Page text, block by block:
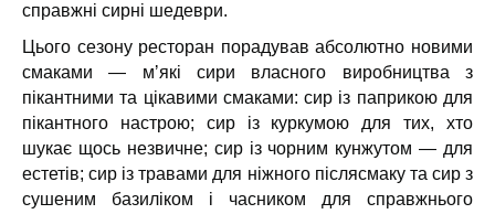
справжні сирні шедеври.
Цього сезону ресторан порадував абсолютно новими
смаками — мʼякі сири власного виробництва з
пікантними та цікавими смаками: сир із паприкою для
пікантного настрою; сир із куркумою для тих, хто
шукає щось незвичне; сир із чорним кунжутом — для
естетів; сир із травами для ніжного післясмаку та сир з
сушеним базиліком і часником для справжнього